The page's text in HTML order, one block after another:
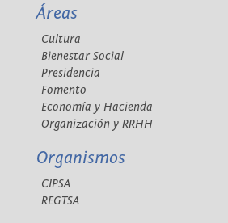
Áreas
Cultura
Bienestar Social
Presidencia
Fomento
Economía y Hacienda
Organización y RRHH
Organismos
CIPSA
REGTSA